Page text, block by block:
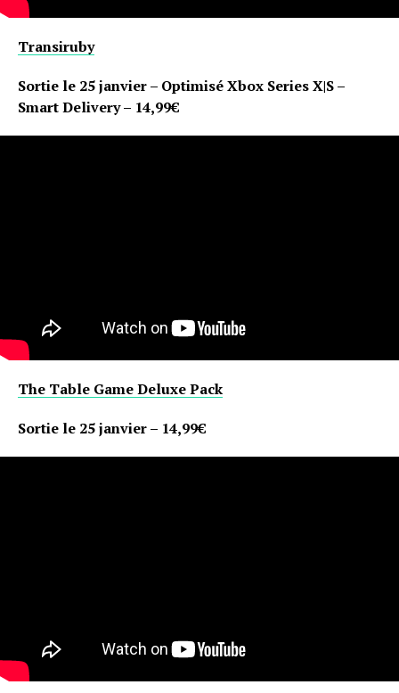
Transiruby
Sortie le 25 janvier – Optimisé Xbox Series X|S –
Smart Delivery – 14,99€
The Table Game Deluxe Pack
Sortie le 25 janvier – 14,99€